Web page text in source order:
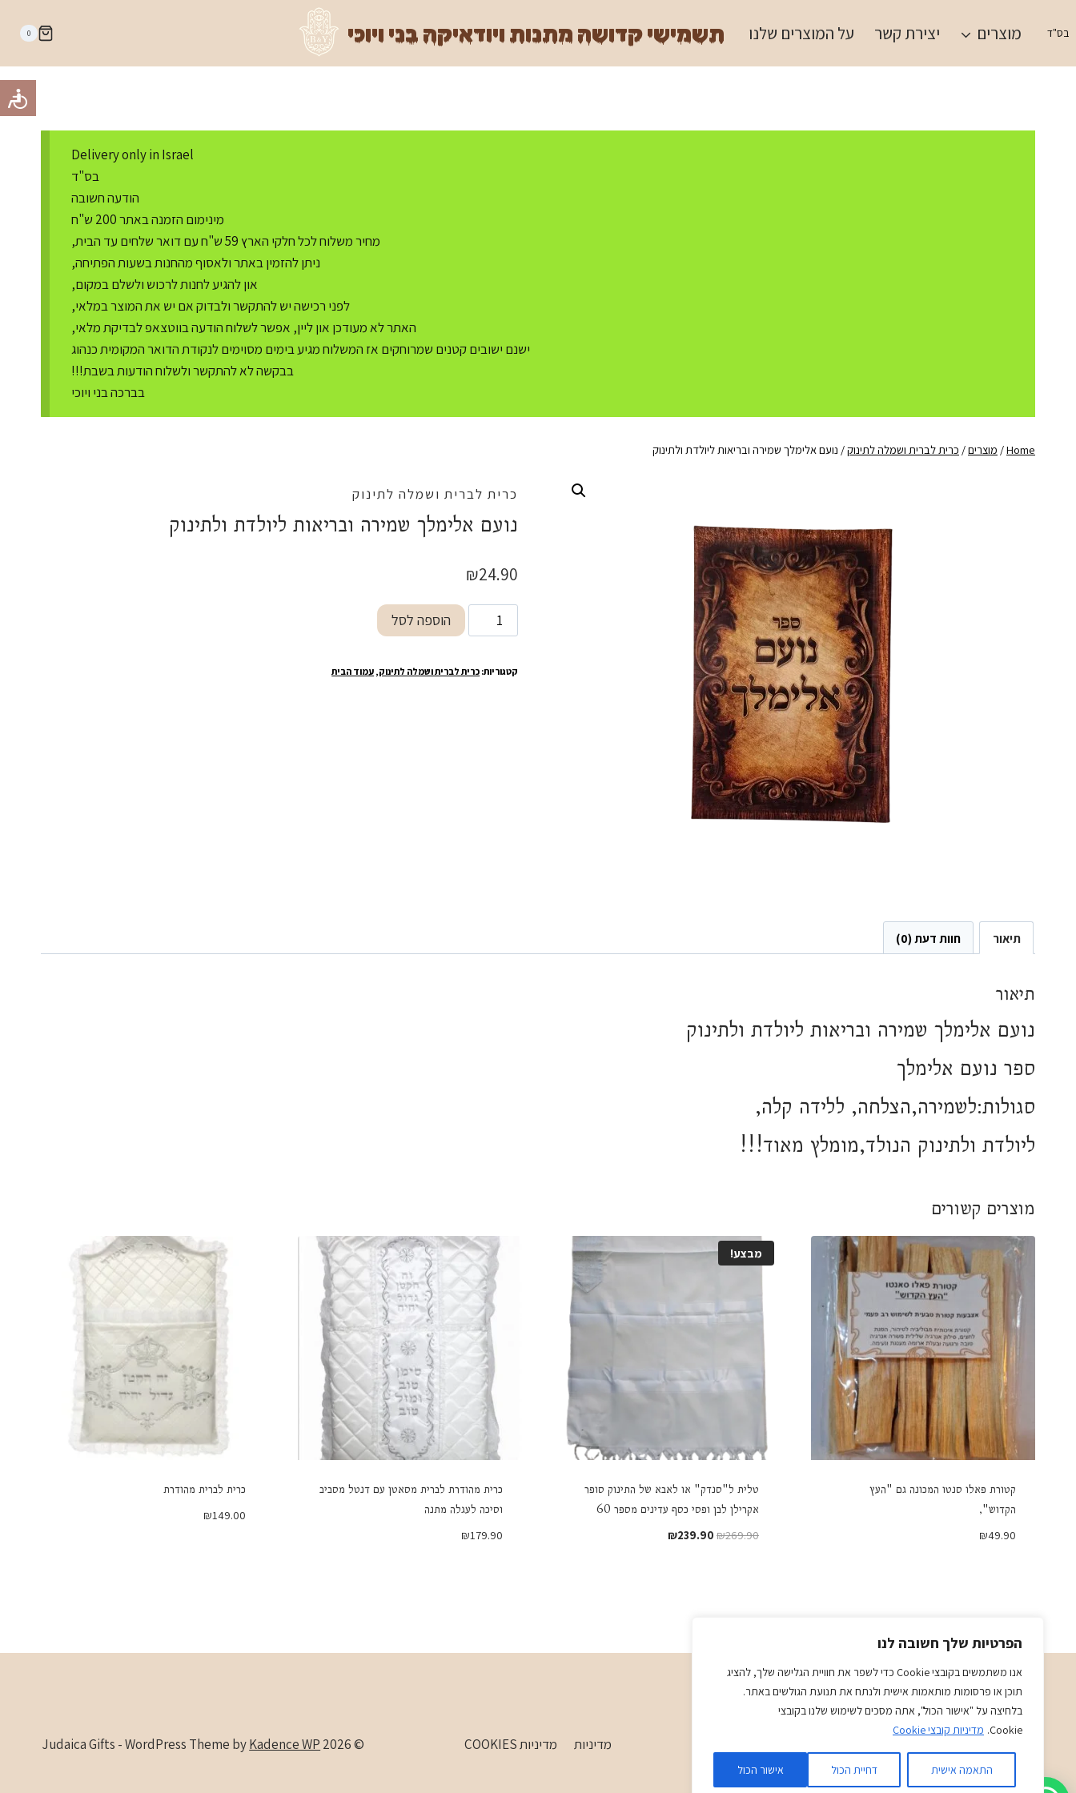
הפרטיות שלך חשובה לנו
אנו משתמשים בקובצי Cookie כדי לשפר את חוויית הגלישה שלך, להציג
תוכן או פרסומות מותאמות אישית ולנתח את תנועת הגולשים באתר.
בלחיצה על "אישור הכול", אתה מסכים לשימוש שלנו בקובצי
Cookie. מדיניות קובצי Cookie
התאמה אישית דחיית הכול אישור הכול
toבס"ד מוצרים יצירת קשר על המוצרים שלנו תשמישי קדושה מתנות ויודאיקה בני ויוכי 0
Delivery only in Israel
בס"ד
הודעה חשובה
מינימום הזמנה באתר 200 ש"ח
מחיר משלוח לכל חלקי הארץ 59 ש"ח עם דואר שלחים עד הבית,
ניתן להזמין באתר ולאסוף מהחנות בשעות הפתיחה,
און להגיע לחנות לרכוש ולשלם במקום,
לפני רכישה יש להתקשר ולבדוק אם יש את המוצר במלאי,
האתר לא מעודכן און ליין, אפשר לשלוח הודעה בווטצאפ לבדיקת מלאי,
ישנם ישובים קטנים שמרוחקים אז המשלוח מגיע בימים מסוימים לנקודת הדואר המקומית כנהוג
בבקשה לא להתקשר ולשלוח הודעות בשבת!!!
בברכה בני ויוכי
Home
/ מוצרים/ כרית לברית ושמלה לתינוק/ נועם אלימלך שמירה ובריאות ליולדת ולתינוק
כרית לברית ושמלה לתינוק
נועם אלימלך שמירה ובריאות ליולדת ולתינוק
₪24.90
כמות
של
אלימלך
הוספה לסל
קטגוריות: כרית לברית ושמלה לתינוק, עמוד הבית
תיאור חוות דעת (0)
תיאור
נועם אלימלך שמירה ובריאות ליולדת ולתינוק
ספר נועם אלימלך
סגולות:לשמירה,הצלחה, ללידה קלה,
ליולדת ולתינוק הנולד,מומלץ מאוד!!!
מוצרים קשורים
קטורת פאלו סנטו המכונה גם "העץ
הקדוש",
₪49.90
מבצע!
טלית ל"סנדק" או לאבא של התינוק סופר
אקרילן לבן ופסי כסף עדינים מספר 60
₪269.90
המחיר
₪239.90
המחיר
כרית מהודרת לברית מסאטן עם דנטל מסביב
וסיכה לעגלה מתנה
₪179.90
כרית לברית מהודרת
₪149.00
תשמישי קדושה מתנות ויודאיקה בני ויוכי
א-ה 09:00-19:30
כתובת: כיכר המייסדים 4 ראשון לציון (ליד הבית כנסת הגדול)
מדיניות מדיניות COOKIES © 2026 Judaica Gifts - WordPress Theme by
Kadence WP